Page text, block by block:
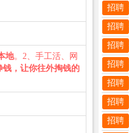
地。2、手工活、网
钱，让你往外掏钱的
招聘
招聘
招聘
招聘
招聘
招聘
招聘